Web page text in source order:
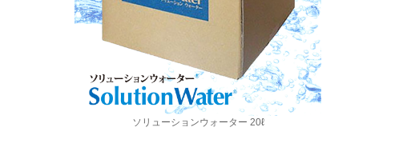
ソリューションウォーター 20ℓ